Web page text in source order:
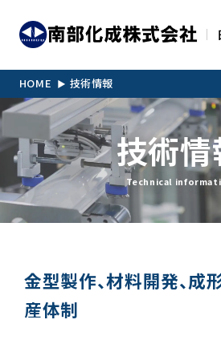
HOME 技術情報
技術
Technical
金型製作、材料開発、成
産体制